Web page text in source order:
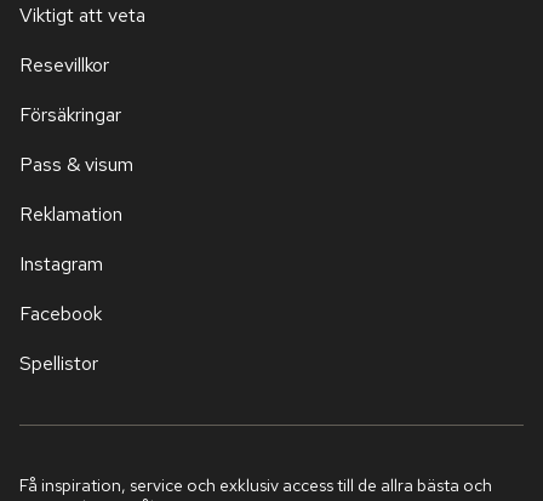
Viktigt att veta
Resevillkor
Försäkringar
Pass & visum
Reklamation
Instagram
Facebook
Spellistor
Få inspiration, service och exklusiv access till de allra bästa och